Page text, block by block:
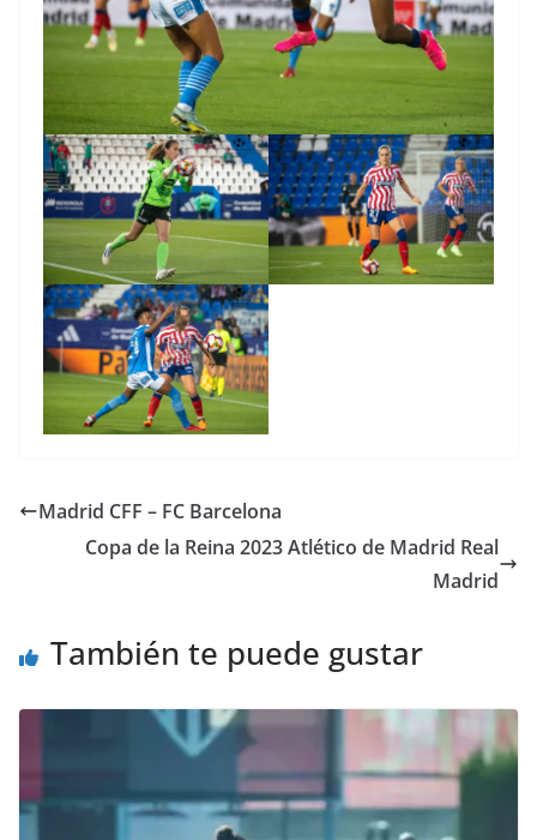
Madrid CFF – FC Barcelona
Copa de la Reina 2023 Atlético de Madrid Real
Madrid
También te puede gustar